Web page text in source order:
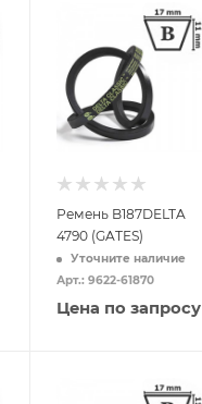
Ремень B187DELTA
4790 (GATES)
Уточните наличие
Арт.: 9622-61870
Цена по запросу